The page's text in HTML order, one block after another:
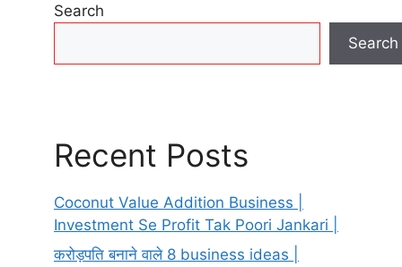
Search
Search
Recent Posts
Coconut Value Addition Business |
Investment Se Profit Tak Poori Jankari |
करोड़पति बनाने वाले 8 business ideas |